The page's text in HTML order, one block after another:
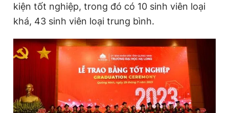
kiện tốt nghiệp, trong đó có 10 sinh viên loại
khá, 43 sinh viên loại trung bình.